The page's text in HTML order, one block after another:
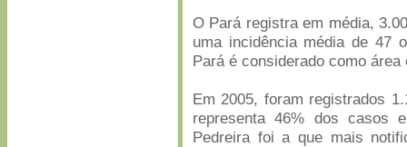
O Pará registra em média,
uma incidência média de 47
Pará é considerado como área
Em 2005, foram registrados
representa 46% dos casos
Pedreira foi a que mais